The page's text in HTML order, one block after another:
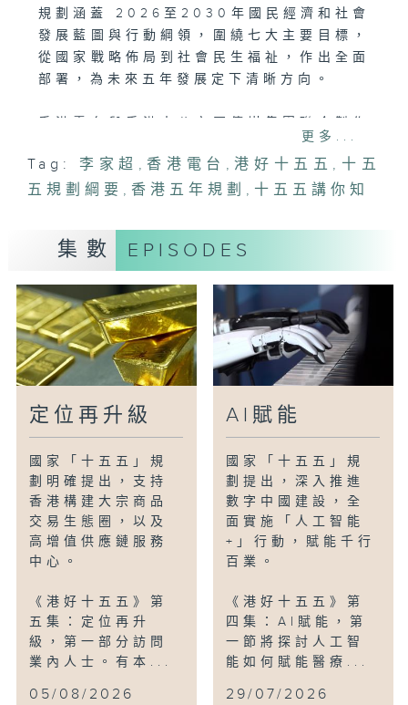
規劃涵蓋 2026至2030年國民經濟和社會
發展藍圖與行動綱領，圍繞七大主要目標，
從國家戰略佈局到社會民生福祉，作出全面
部署，為未來五年發展定下清晰方向。
專題節目《港好十五五》，深入解讀「十五
五」規劃綱要重點，聚焦香港如何把握國家
發展機遇，主動對接國家戰略，更好融入和
特區政府正著手編制香港首個五年規劃，並
《港好十五五》專訪行政長官李家超，他如
何理解「十五五」規劃綱要中香港的「新定
位」？編制首個五年規劃將如何提升特區治
理效能？規劃又如何增強市民的幸福感、獲
得感？
更多...
Tag: 李家超 , 香港電台 , 港好十五五 , 十五
五規劃綱要 , 香港五年規劃 , 十五五講你知
集數 EPISODES
定位再升級
國家「十五五」規
劃明確提出，支持
香港構建大宗商品
交易生態圈，以及
高增值供應鏈服務
中心。
《港好十五五》第
五集：定位再升
級，第一部分訪問
業內人士。有本...
05/08/2026
AI賦能
國家「十五五」規
劃提出，深入推進
數字中國建設，全
面實施「人工智能
+」行動，賦能千行
百業。
《港好十五五》第
四集：AI賦能，第
一節將探討人工智
能如何賦能醫療...
29/07/2026